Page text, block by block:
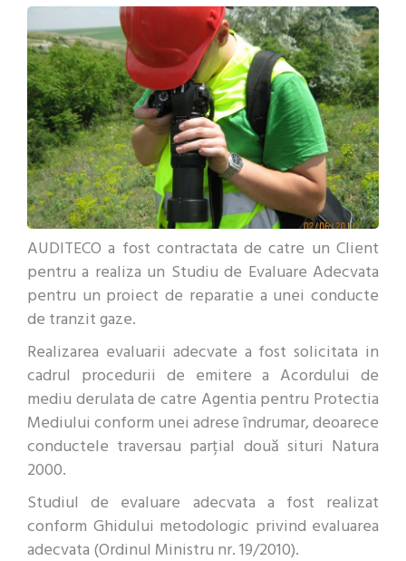
AUDITECO a fost contractata de catre un Client
pentru a realiza un Studiu de Evaluare Adecvata
pentru un proiect de reparatie a unei conducte
de tranzit gaze.
Realizarea evaluarii adecvate a fost solicitata in
cadrul procedurii de emitere a Acordului de
mediu derulata de catre Agentia pentru Protectia
Mediului conform unei adrese îndrumar, deoarece
conductele traversau parțial două situri Natura
2000.
Studiul de evaluare adecvata a fost realizat
conform Ghidului metodologic privind evaluarea
adecvata (Ordinul Ministru nr. 19/2010).